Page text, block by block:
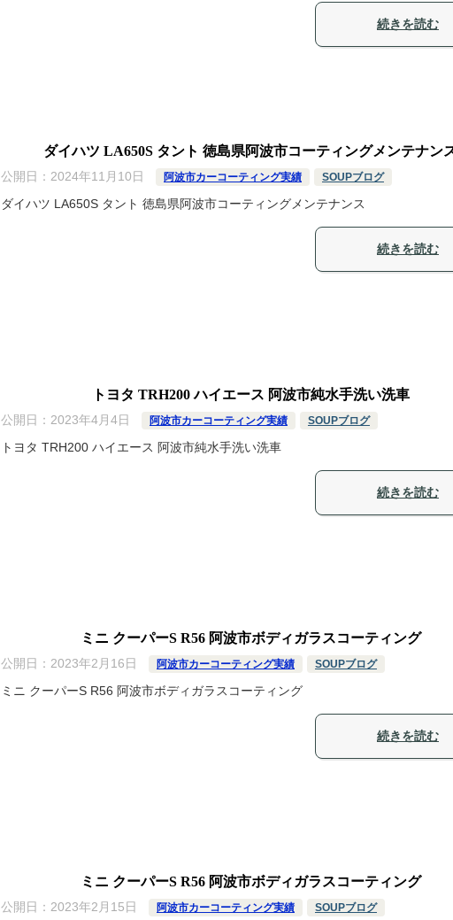
続きを読む
ダイハツ LA650S タント 徳島県阿波市コーティングメンテナン
公開日： 2024年11月10日 阿波市カーコーティング実績 SOUPブログ
ダイハツ LA650S タント 徳島県阿波市コーティングメンテナンス
続きを読む
トヨタ TRH200 ハイエース 阿波市純水手洗い洗車
公開日： 2023年4月4日 阿波市カーコーティング実績 SOUPブログ
トヨタ TRH200 ハイエース 阿波市純水手洗い洗車
続きを読む
ミニ クーパーS R56 阿波市ボディガラスコーティング
公開日： 2023年2月16日 阿波市カーコーティング実績 SOUPブログ
ミニ クーパーS R56 阿波市ボディガラスコーティング
続きを読む
ミニ クーパーS R56 阿波市ボディガラスコーティング
公開日： 2023年2月15日 阿波市カーコーティング実績 SOUPブログ